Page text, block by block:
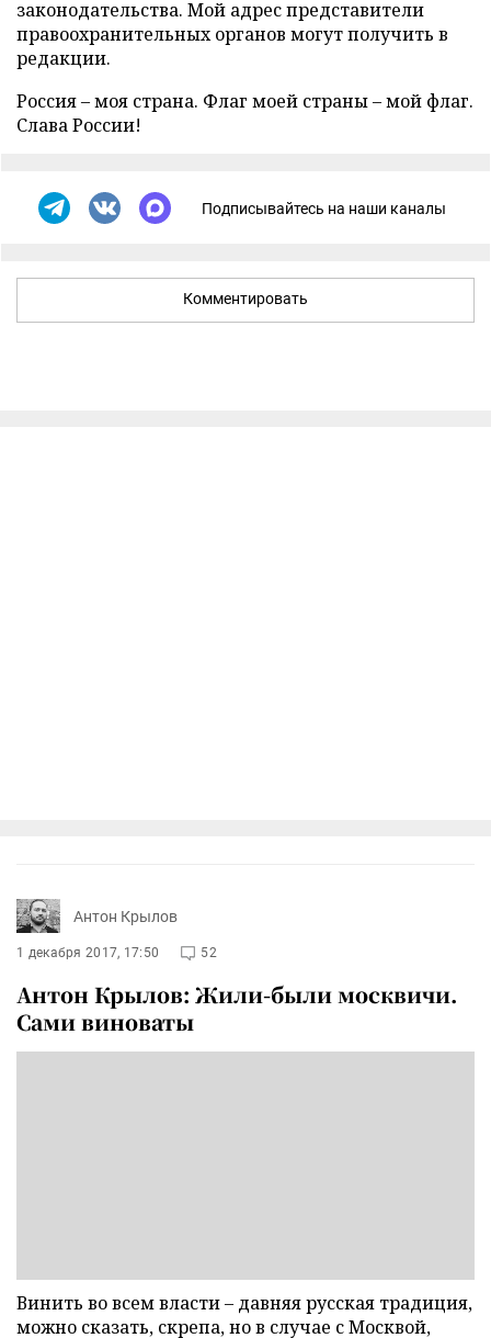
законодательства. Мой адрес представители
правоохранительных органов могут получить в
редакции.
Россия – моя страна. Флаг моей страны – мой флаг.
Слава России!
Подписывайтесь на наши каналы
Комментировать
Антон Крылов
1 декабря 2017, 17:50 52
Антон Крылов: Жили-были москвичи.
Сами виноваты
Винить во всем власти – давняя русская традиция,
можно сказать, скрепа, но в случае с Москвой,